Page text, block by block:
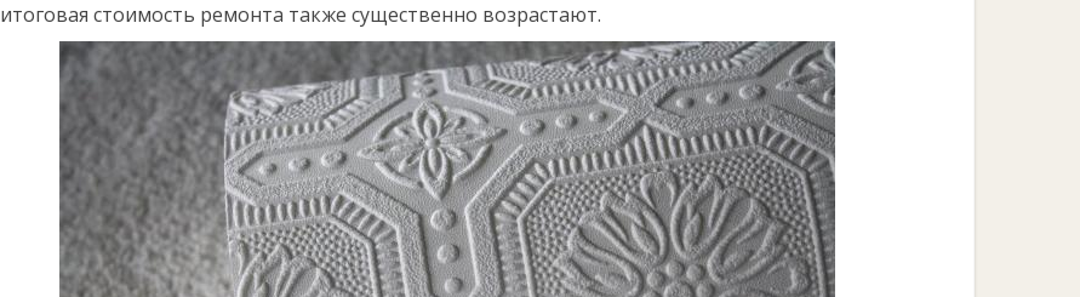
итоговая стоимость ремонта также существенно возрастают.